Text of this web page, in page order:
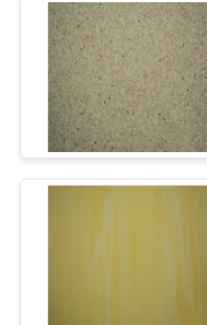
คุณภาพ
ติดต่อ
เรา พื้น